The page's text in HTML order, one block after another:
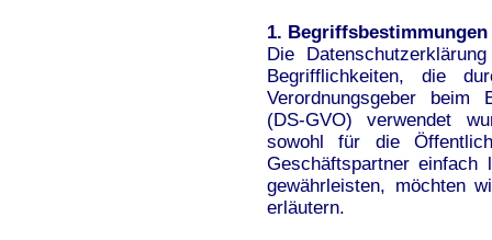
1. Begriffsbestimmungen
Die
Begrifflichkeiten, die
Verordnungsgeber beim
(DS-GVO) verwendet
sowohl für die
Geschäftspartner
gewährleisten, möchten
erläutern.